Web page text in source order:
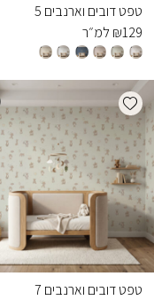
טפט דובים וארנבים 5
₪129 למ״ר
Add wishlist
טפט דובים וארנבים 7